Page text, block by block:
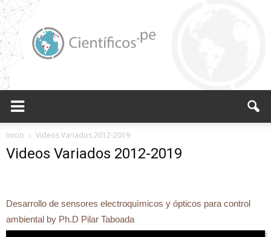
Inicio Videos Variados 2012-2019
Videos Variados 2012-2019
Desarrollo de sensores electroquìmicos y ópticos para control
ambiental by Ph.D Pilar Taboada